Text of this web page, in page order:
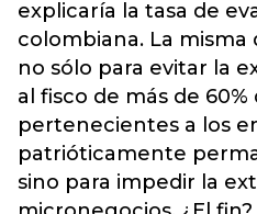
explicaría la tasa de
colombiana. La
no sólo para evitar la
al fisco de más de
pertenecientes a los
patrióticamente
sino para impedir la